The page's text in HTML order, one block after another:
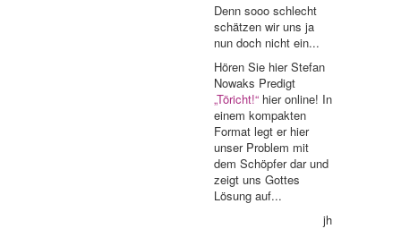
Denn sooo schlecht
schätzen wir uns ja
nun doch nicht ein...
Hören Sie hier Stefan
Nowaks Predigt
„Töricht!“ hier online! In
einem kompakten
Format legt er hier
unser Problem mit
dem Schöpfer dar und
zeigt uns Gottes
Lösung auf...
jh